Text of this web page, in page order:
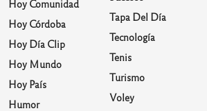
Hoy Comunidad
Hoy Córdoba
Hoy Día Clip
Hoy Mundo
Hoy País
Humor
Tapa Del Día
Tecnología
Tenis
Turismo
Voley